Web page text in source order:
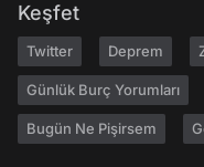
Keşfet
Twitter Deprem
Günlük Burç Yorumları
Bugün Ne Pişirsem